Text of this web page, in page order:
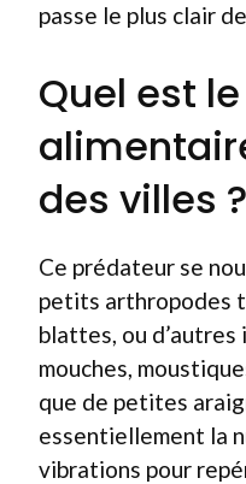
passe le plus clair
Quel est
des villes ?
Ce prédateur se
petits arthropodes
blattes, ou
mouches,
que de petites
essentiellement la
vibrations pour